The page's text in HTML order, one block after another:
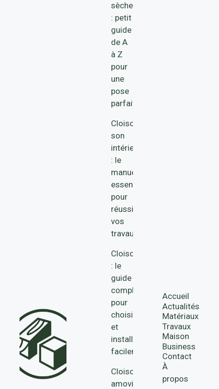
sèche
: petit
guide
de A
à Z
pour
une
pose
parfaite
Cloisonner
son
intérieur
: le
manuel
essentiel
pour
réussir
vos
travaux
Cloison
: le
guide
complet
pour
choisir
et
installer
facilement
Cloisons
amovibles
Accueil
Actualités
Matériaux
Travaux
Maison
Business
Contact
À
propos